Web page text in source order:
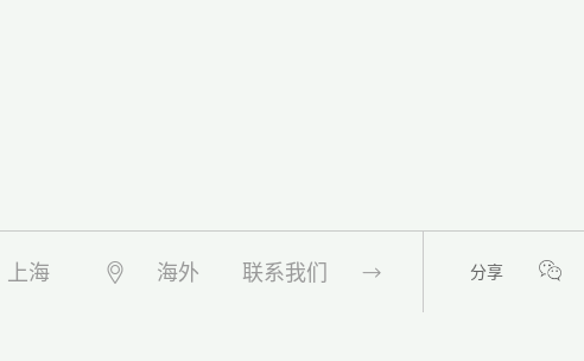
上海 海外 联系我们 分享